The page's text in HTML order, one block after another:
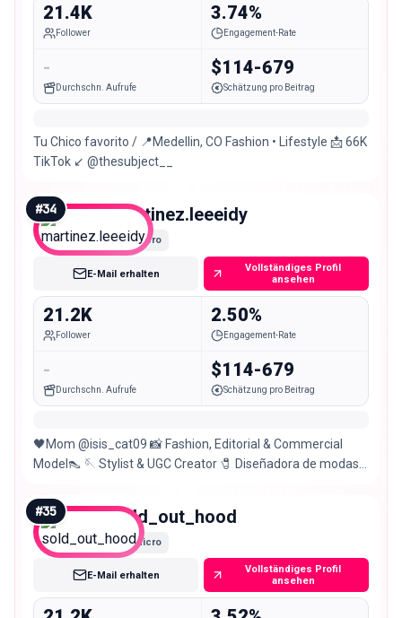
21.4K
Follower
3.74%
Engagement-Rate
-
Durchschn. Aufrufe
$114-679
Schätzung pro Beitrag
Tu Chico favorito / 📍Medellin, CO Fashion • Lifestyle 📩 66K
TikTok ↙️ @thesubject__
#34 martinez.leeeidy
Micro
E-Mail erhalten
Vollständiges Profil
ansehen
21.2K
Follower
2.50%
Engagement-Rate
-
Durchschn. Aufrufe
$114-679
Schätzung pro Beitrag
🖤Mom @isis_cat09 📸 Fashion, Editorial & Commercial
Model👠 🪡 Stylist & UGC Creator 🧷 Diseñadora de modas
#35 sold_out_hood
Micro
E-Mail erhalten
Vollständiges Profil
ansehen